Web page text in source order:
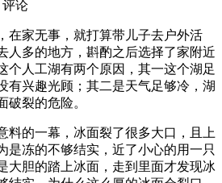
评论
在家无事，就打算带儿子去户外活
人多的地方，斟酌之后选择了家附近
个人工湖有两个原因，其一这个湖足
有兴趣光顾；其二是天气足够冷，湖
破裂的危险。
料的一幕，冰面裂了很多大口，且上
是冻的不够结实，近了小心的用一只
大胆的踏上冰面，走到里面才发现冰